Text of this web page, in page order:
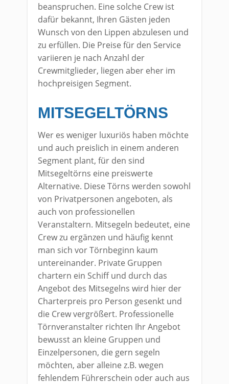
beanspruchen. Eine solche Crew ist
dafür bekannt, Ihren Gästen jeden
Wunsch von den Lippen abzulesen und
zu erfüllen. Die Preise für den Service
variieren je nach Anzahl der
Crewmitglieder, liegen aber eher im
hochpreisigen Segment.
MITSEGELTÖRNS
Wer es weniger luxuriös haben möchte
und auch preislich in einem anderen
Segment plant, für den sind
Mitsegeltörns eine preiswerte
Alternative. Diese Törns werden sowohl
von Privatpersonen angeboten, als
auch von professionellen
Veranstaltern. Mitsegeln bedeutet, eine
Crew zu ergänzen und häufig kennt
man sich vor Törnbeginn kaum
untereinander. Private Gruppen
chartern ein Schiff und durch das
Angebot des Mitsegelns wird hier der
Charterpreis pro Person gesenkt und
die Crew vergrößert. Professionelle
Törnveranstalter richten Ihr Angebot
bewusst an kleine Gruppen und
Einzelpersonen, die gern segeln
möchten, aber alleine z.B. wegen
fehlendem Führerschein oder auch aus